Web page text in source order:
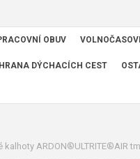
OBUV
DÝCHACÍCH CEST
kalhoty ARDON®ULTRITE®AIR